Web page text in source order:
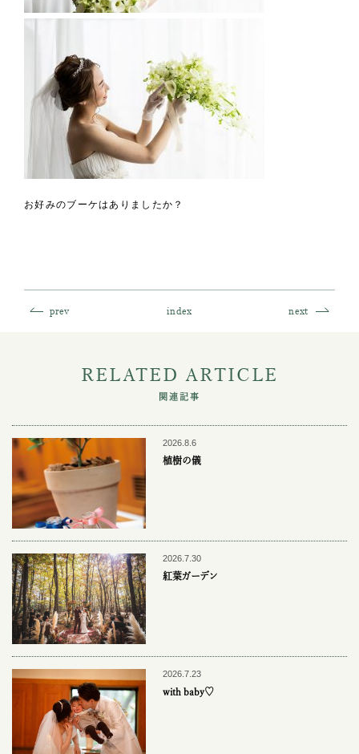
お好みのブーケはありましたか？
prev index next
RELATED ARTICLE
関連記事
2026.8.6
植樹の儀
2026.7.30
紅葉ガーデン
2026.7.23
with baby♡